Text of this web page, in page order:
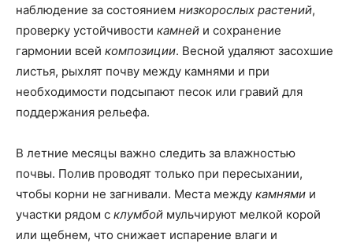
наблюдение за состоянием низкорослых растений,
проверку устойчивости камней и сохранение
гармонии всей композиции. Весной удаляют засохшие
листья, рыхлят почву между камнями и при
необходимости подсыпают песок или гравий для
поддержания рельефа.
В летние месяцы важно следить за влажностью
почвы. Полив проводят только при пересыхании,
чтобы корни не загнивали. Места между камнями и
участки рядом с клумбой мульчируют мелкой корой
или щебнем, что снижает испарение влаги и